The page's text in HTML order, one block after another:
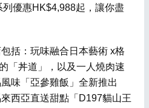
優惠HK$4,988起，讓你盡
括：玩味融合日本藝術 x格
「丼道」，以及一人燒肉速
味「亞參雞飯」全新推出
西亞直送甜點「D197貓山王